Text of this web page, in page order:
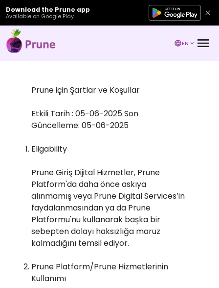
Download the Prune app
Available on Google Play
EN
Prune için Şartlar ve Koşullar
Etkili Tarih : 05-06-2025 Son
Güncelleme: 05-06-2025
Eligability
Prune Giriş Dijital Hizmetler, Prune
Platform'da daha önce askıya
alınmamış veya Prune Digital Services’in
faydalanmasından ya da Prune
Platformu'nu kullanarak başka bir
sebepten dolayı haksızlığa maruz
kalmadığını temsil ediyor.
Prune Platform/Prune Hizmetlerinin
Kullanımı